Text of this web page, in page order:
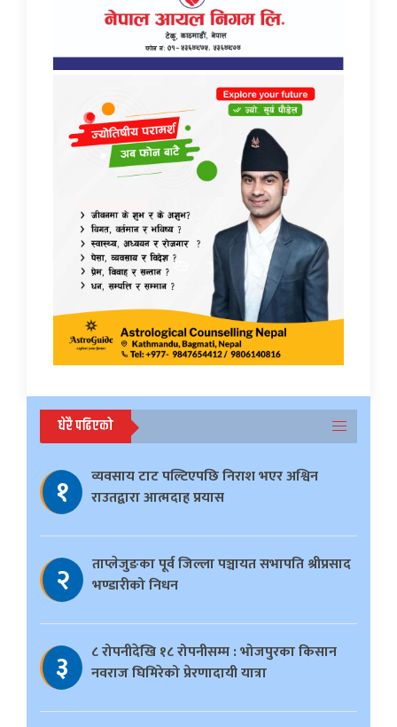
धेरै पढिएको
१
व्यवसाय टाट पल्टिएपछि निराश भएर अश्विन
राउतद्वारा आत्मदाह प्रयास
२
ताप्लेजुङका पूर्व जिल्ला पञ्चायत सभापति श्रीप्रसाद
भण्डारीको निधन
३
८ रोपनीदेखि १८ रोपनीसम्म : भोजपुरका किसान
नवराज घिमिरेको प्रेरणादायी यात्रा